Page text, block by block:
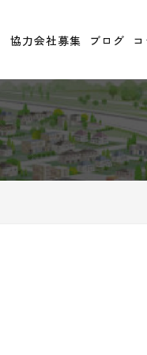
協力会社募集 ブログ